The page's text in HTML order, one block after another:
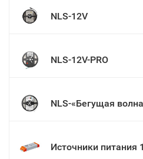
NLS-12V
NLS-12V-PRO
NLS-«Бегущая
Источники питания